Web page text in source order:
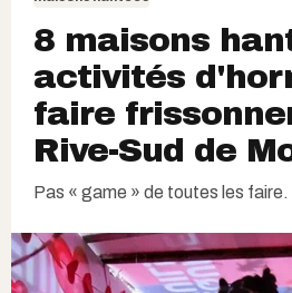
8 maisons
activités
faire
Rive-Sud de
Pas « game » de toutes les faire.